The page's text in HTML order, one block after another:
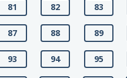
81 82 83
87 88 89
93 94 95